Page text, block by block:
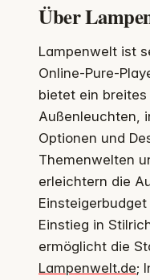
Über
Lampenwelt ist
Online-Pure-
bietet ein
Außenleuchten,
Optionen und
Themenwelten
erleichtern die
Einstieg in
ermöglicht die
Lampenwelt.de;